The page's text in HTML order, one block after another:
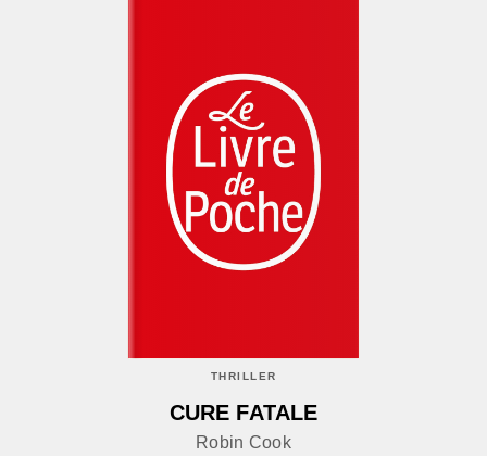
THRILLER
CURE FATALE
Robin Cook